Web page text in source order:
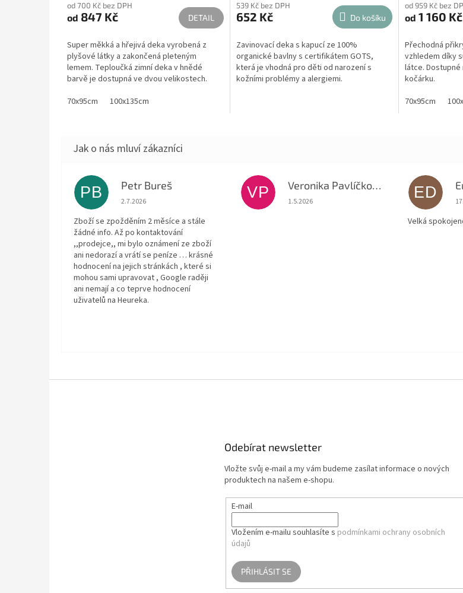
od 700 Kč bez DPH
od 847 Kč DETAIL
Super měkká a hřejivá deka vyrobená z
plyšové látky a zakončená pleteným
lemem. Teploučká zimní deka v hnědé
barvě je dostupná ve dvou velikostech.
70x95cm
100x135cm
539 Kč bez DPH
652 Kč Do košíku
Zavinovací deka s kapucí ze 100%
organické bavlny s certifikátem GOTS,
která je vhodná pro děti od narození s
kožními problémy a alergiemi.
od 959 Kč bez
od 1 160 Kč
Přechodná
vzhledem díky
látce.
kočárku.
70x95cm
PB Petr Bureš
Hodnocení obchodu je 1 z 5 hvězdiček.
2.7.2026
Zboží se zpožděním 2 měsíce a stále
žádné info. Až po kontaktování
,,prodejce,, mi bylo oznámení ze zboží
ani nedorazí a vrátí se peníze … krásné
hodnocení na jejich stránkách , které si
mohou sami upravovat , Google raději
ani nemají a co teprve hodnocení
uživatelů na Heureka.
VP Veronika Pavlíčková
Hodnocení obchodu je 5 z 5 hvězdiček.
1.5.2026
ED
Velká
Odebírat newsletter
Vložte svůj e-mail a my vám budeme zasílat informace o nových
produktech na našem e-shopu.
E-mail
Vložením e-mailu souhlasíte s podmínkami ochrany osobních
údajů
PŘIHLÁSIT SE